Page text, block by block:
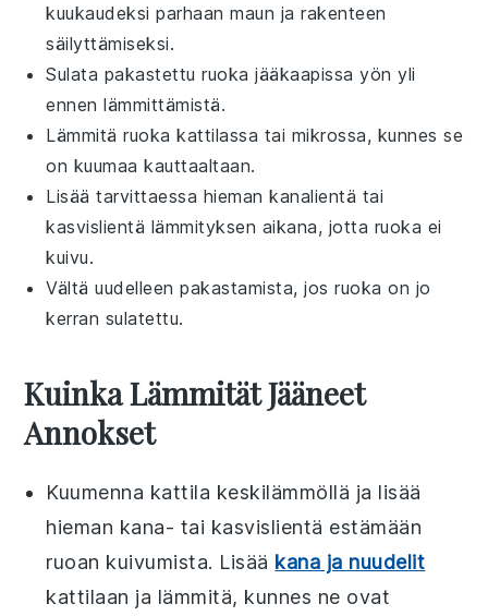
kuukaudeksi parhaan maun ja rakenteen
säilyttämiseksi.
Sulata pakastettu ruoka jääkaapissa yön yli
ennen lämmittämistä.
Lämmitä ruoka kattilassa tai mikrossa, kunnes se
on kuumaa kauttaaltaan.
Lisää tarvittaessa hiemankanalientä tai
kasvislientä lämmityksen aikana, jotta ruoka ei
kuivu.
Vältä uudelleen pakastamista, jos ruoka on jo
kerran sulatettu.
Kuinka Lämmität Jääneet
Annokset
Kuumenna kattila keskilämmöllä ja lisää
hieman kana- tai kasvislientä estämään
ruoan kuivumista. Lisää kana ja nuudelit
kattilaan ja lämmitä, kunnes ne ovat